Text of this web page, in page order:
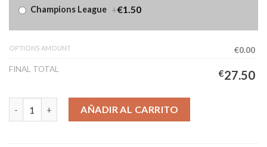
Champions League +€1.50
OPTIONS AMOUNT
€0.00
FINAL TOTAL
€27.50
Camiseta Manchester United Tercera Equipación Hombre
AÑADIR AL CARRITO